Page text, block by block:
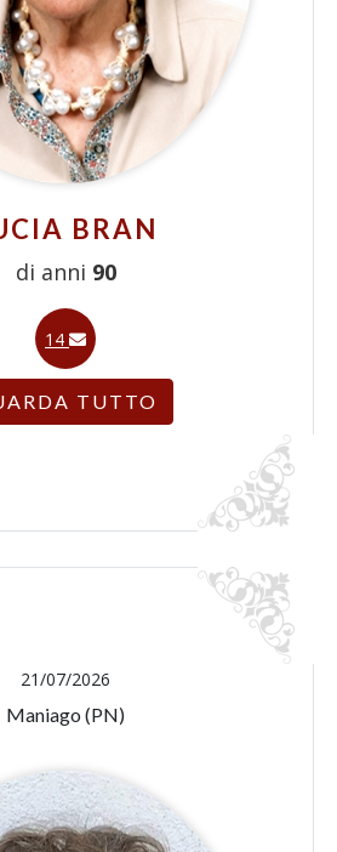
BRAN
di anni 90
14
TUTTO
21/07/2026
Maniago (PN)